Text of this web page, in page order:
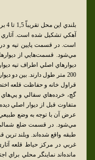
آهکي تشکيل شده است. آثاري
است. در قسمت پايين تپه و
200 متر طول دارند. بين دو
قراول خانه و حفاظت قلعه
عرض آن با توجه به وضع
طبقه واقع شده‌اند. وبلند
غربي در مرکز حياط قلعه
مانده‌اند نماينگر محلي